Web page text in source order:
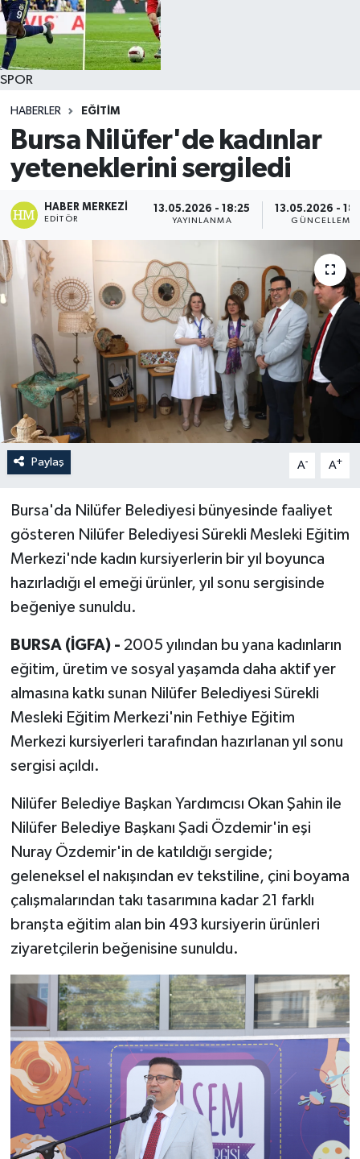
SPOR
HABERLER EĞİTİM
Bursa Nilüfer'de kadınlar
yeteneklerini sergiledi
HABER MERKEZI
EDITÖR
13.05.2026 - 18:25
YAYINLANMA
13.05.2026 -
GÜNCELLEME
Paylaş A- A+
Bursa'da Nilüfer Belediyesi bünyesinde faaliyet
gösteren Nilüfer Belediyesi Sürekli Mesleki Eğitim
Merkezi'nde kadın kursiyerlerin bir yıl boyunca
hazırladığı el emeği ürünler, yıl sonu sergisinde
beğeniye sunuldu.
BURSA (İGFA) - 2005 yılından bu yana kadınların
eğitim, üretim ve sosyal yaşamda daha aktif yer
almasına katkı sunan Nilüfer Belediyesi Sürekli
Mesleki Eğitim Merkezi'nin Fethiye Eğitim
Merkezi kursiyerleri tarafından hazırlanan yıl sonu
sergisi açıldı.
Nilüfer Belediye Başkan Yardımcısı Okan Şahin ile
Nilüfer Belediye Başkanı Şadi Özdemir'in eşi
Nuray Özdemir'in de katıldığı sergide;
geleneksel el nakışından ev tekstiline, çini boyama
çalışmalarından takı tasarımına kadar 21 farklı
branşta eğitim alan bin 493 kursiyerin ürünleri
ziyaretçilerin beğenisine sunuldu.